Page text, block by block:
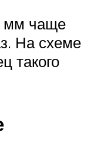
мм чаще
На схеме
такого